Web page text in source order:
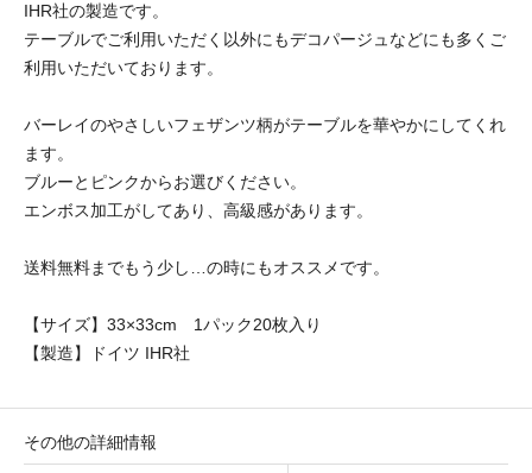
IHR社の製造です。
テーブルでご利用いただく以外にもデコパージュなどにも多くご
利用いただいております。
バーレイのやさしいフェザンツ柄がテーブルを華やかにしてくれ
ます。
ブルーとピンクからお選びください。
エンボス加工がしてあり、高級感があります。
送料無料までもう少し…の時にもオススメです。
【サイズ】33×33cm 1パック20枚入り
【製造】ドイツ IHR社
その他の詳細情報